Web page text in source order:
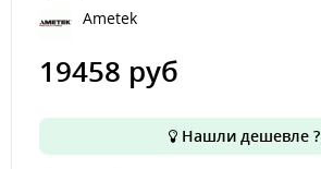
Ametek
19458 руб
Нашли дешевле ?